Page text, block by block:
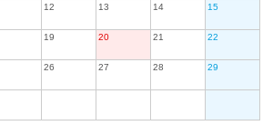
12 13 14 15
19 20 21 22
26 27 28 29